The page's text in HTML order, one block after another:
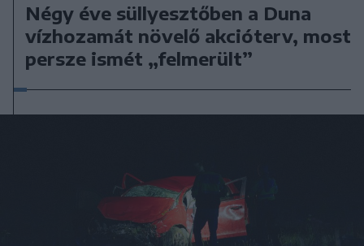
Négy éve süllyesztőben a Duna
vízhozamát növelő akcióterv, most
persze ismét „felmerült”